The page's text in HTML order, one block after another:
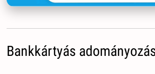
Bankkártyás